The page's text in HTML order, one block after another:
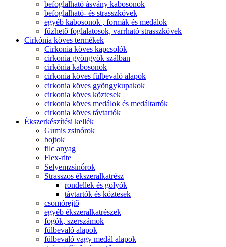
befoglalható ásvány kabosonok
befoglalható- és strasszkövek
egyéb kabosonok , formák és medálok
fûzhetõ foglalatosok, varrható strasszkövek
Cirkónia köves termékek
Cirkonia köves kapcsolók
cirkonia gyöngyök szálban
cirkónia kabosonok
cirkonia köves fülbevaló alapok
cirkonia köves gyöngykupakok
cirkonia köves köztesek
cirkonia köves medálok és medáltartók
cirkonia köves távtartók
Ékszerkészítési kellék
Gumis zsinórok
bojtok
filc anyag
Flex-rite
Selyemzsinórok
Strasszos ékszeralkatrész
rondellek és golyók
távtartók és köztesek
csomórejtõ
egyéb ékszeralkatrészek
fogók, szerszámok
fülbevaló alapok
fülbevaló vagy medál alapok